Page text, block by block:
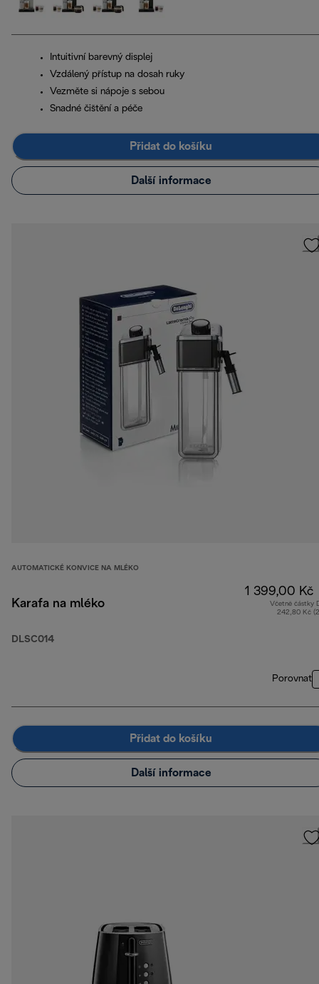
Intuitivní barevný displej
Vzdálený přístup na dosah ruky
Vezměte si nápoje s sebou
Snadné čištění a péče
Přidat do košíku
Další informace
AUTOMATICKÉ KONVICE NA MLÉKO
Karafa na mléko
DLSC014
1 399,00 Kč
Včetně částky
242,80 Kč
Porovnat
Přidat do košíku
Další informace